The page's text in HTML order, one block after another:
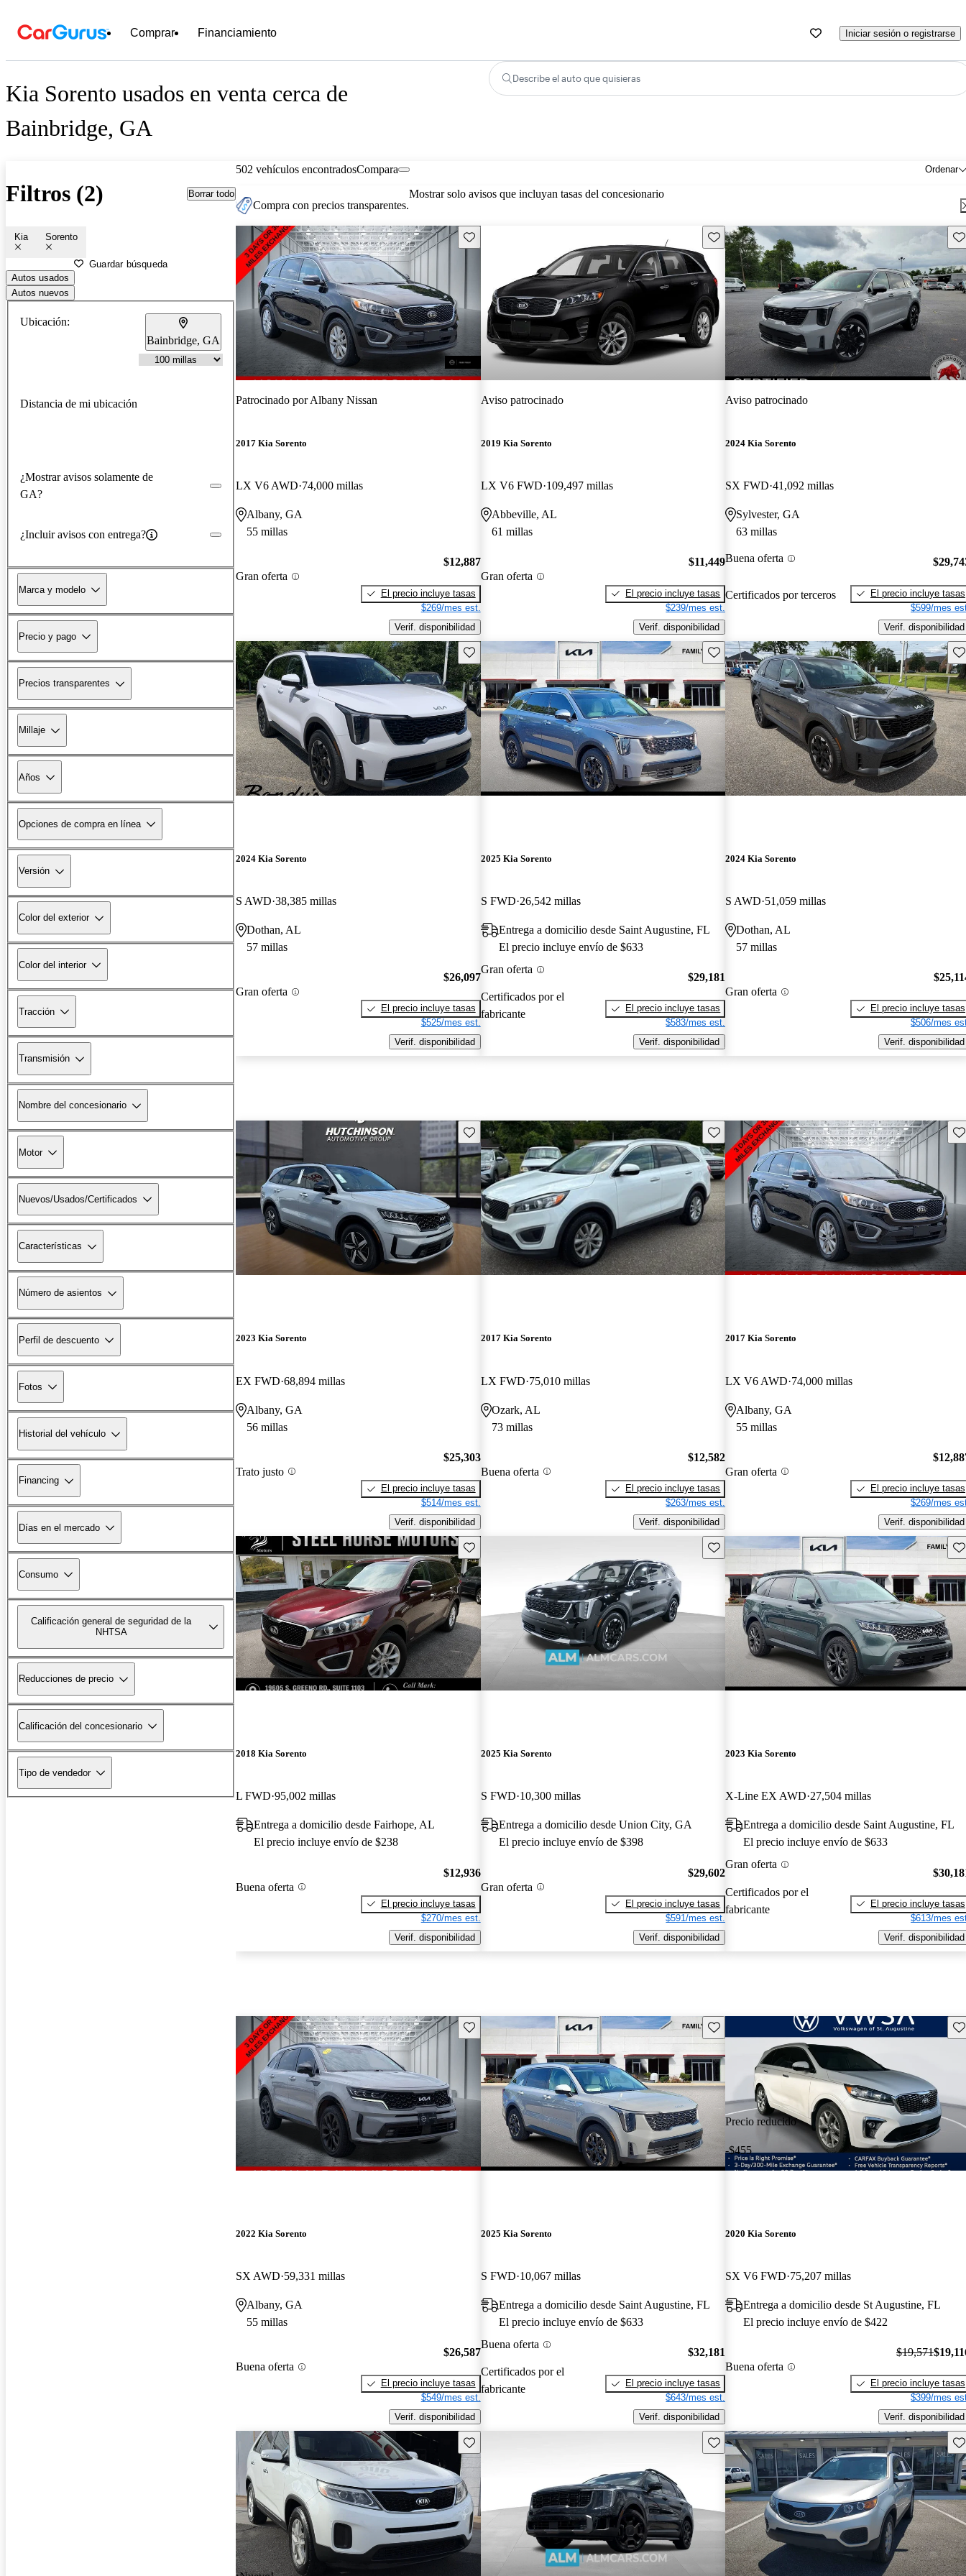
Comprar Financiamiento Iniciar sesión o registrarse
Kia Sorento usados en venta cerca de
Bainbridge, GA
Describe el auto que quisieras
Filtros (2) Borrar todo
Kia Sorento
Guardar búsqueda
Autos usados
Autos nuevos
Ubicación:
Bainbridge, GA
Distancia de mi ubicación
¿Mostrar avisos solamente de
GA?
¿Incluir avisos con entrega?
Marca y modelo
Precio y pago
Precios transparentes
Millaje
Años
Opciones de compra en línea
Versión
Color del exterior
Color del interior
Tracción
Transmisión
Nombre del concesionario
Motor
Nuevos/Usados/Certificados
Características
Número de asientos
Perfil de descuento
Fotos
Historial del vehículo
Financing
Días en el mercado
Consumo
Calificación general de seguridad de la
NHTSA
Reducciones de precio
Calificación del concesionario
Tipo de vendedor
502 vehículos encontrados Ordenar
Compara
Compra con precios transparentes.
Mostrar solo avisos que incluyan tasas del concesionario
Guarda este Aviso
Patrocinado porAlbany Nissan
2017 Kia Sorento
LX V6 AWD 74,000 millas
Albany, GA
55 millas
Gran oferta
$12,887
El precio incluye tasas
$269/mes est.
Verif. disponibilidad
Guarda este Aviso
Aviso patrocinado
2019 Kia Sorento
LX V6 FWD 109,497 millas
Abbeville, AL
61 millas
Gran oferta
$11,449
El precio incluye tasas
$239/mes est.
Verif. disponibilidad
Aviso patrocinado
2024 Kia Sorento
SX FWD 41,092 millas
Sylvester, GA
63 millas
Buena oferta
Certificados por terceros
El precio incluye tasas
$599/mes
Verif. disponibilidad
Guarda este Aviso
2024 Kia Sorento
S AWD 38,385 millas
Dothan, AL
57 millas
Gran oferta
$26,097
El precio incluye tasas
$525/mes est.
Verif. disponibilidad
Guarda este Aviso
2025 Kia Sorento
S FWD 26,542 millas
Entrega a domicilio desde Saint Augustine, FL
El precio incluye envío de $633
Gran oferta
Certificados por el
fabricante
$29,181
El precio incluye tasas
$583/mes est.
Verif. disponibilidad
2024 Kia Sorento
S AWD 51,059 millas
Dothan, AL
57 millas
Gran oferta
El precio incluye tasas
$506/mes
Verif. disponibilidad
Guarda este Aviso
2023 Kia Sorento
EX FWD 68,894 millas
Albany, GA
56 millas
Trato justo
$25,303
El precio incluye tasas
$514/mes est.
Verif. disponibilidad
Guarda este Aviso
2017 Kia Sorento
LX FWD 75,010 millas
Ozark, AL
73 millas
Buena oferta
$12,582
El precio incluye tasas
$263/mes est.
Verif. disponibilidad
2017 Kia Sorento
LX V6 AWD 74,000 millas
Albany, GA
55 millas
Gran oferta
El precio incluye tasas
$269/mes
Verif. disponibilidad
Guarda este Aviso
2018 Kia Sorento
L FWD 95,002 millas
Entrega a domicilio desde Fairhope, AL
El precio incluye envío de $238
Buena oferta
$12,936
El precio incluye tasas
$270/mes est.
Verif. disponibilidad
Guarda este Aviso
2025 Kia Sorento
S FWD 10,300 millas
Entrega a domicilio desde Union City, GA
El precio incluye envío de $398
Gran oferta
$29,602
El precio incluye tasas
$591/mes est.
Verif. disponibilidad
2023 Kia Sorento
X-Line EX AWD 27,504 millas
Entrega a domicilio desde Saint Augustine, FL
El precio incluye envío de $633
Gran oferta
Certificados por el
fabricante
El precio incluye tasas
$613/mes
Verif. disponibilidad
Guarda este Aviso
2022 Kia Sorento
SX AWD 59,331 millas
Albany, GA
55 millas
Buena oferta
$26,587
El precio incluye tasas
$549/mes est.
Verif. disponibilidad
Guarda este Aviso
2025 Kia Sorento
S FWD 10,067 millas
Entrega a domicilio desde Saint Augustine, FL
El precio incluye envío de $633
Buena oferta
Certificados por el
fabricante
$32,181
El precio incluye tasas
$643/mes est.
Verif. disponibilidad
Precio reducido
-$455
2020 Kia Sorento
SX V6 FWD 75,207 millas
Entrega a domicilio desde St Augustine, FL
El precio incluye envío de $422
Buena oferta
$19,571
El precio incluye tasas
$399/mes
Verif. disponibilidad
Guarda este Aviso Guarda este Aviso